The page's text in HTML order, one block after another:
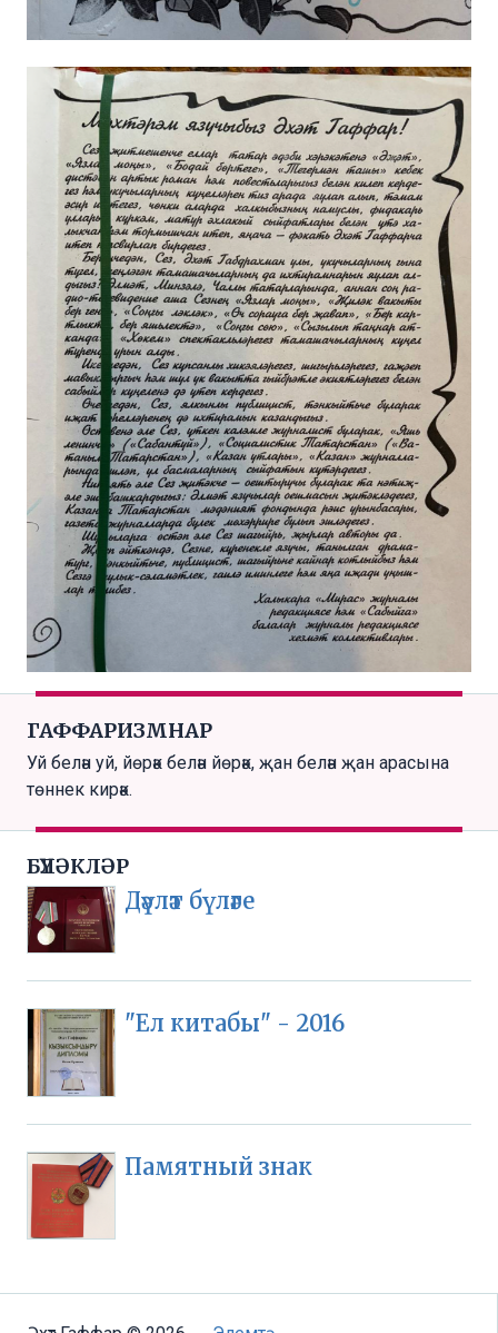
ГАФФАРИЗМНАР
Уй белән уй, йөрәк белән йөрәк, җан белән җан арасына
төннек кирәк.
БҮЛӘКЛӘР
Дәүләт бүләге
"Ел китабы" - 2016
Памятный знак